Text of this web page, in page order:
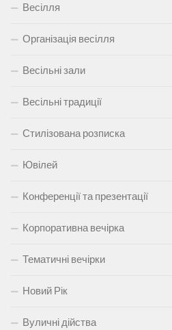
Весілля
Організація весілля
Весільні зали
Весільні традиції
Стилізована розписка
Ювілей
Конференції та презентації
Корпоративна вечірка
Тематичні вечірки
Новий Рік
Вуличні дійства